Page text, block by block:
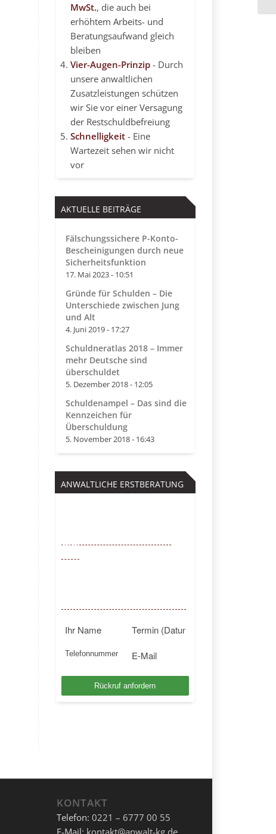
MwSt., die auch bei
erhöhtem Arbeits- und
Beratungsaufwand gleich
bleiben
Vier-Augen-Prinzip- Durch
unsere anwaltlichen
Zusatzleistungen schützen
wir Sie vor einer Versagung
der Restschuldbefreiung
Schnelligkeit- Eine
Wartezeit sehen wir nicht
vor
AKTUELLE BEITRÄGE
Fälschungssichere P-Konto-
Bescheinigungen durch neue
Sicherheitsfunktion
17. Mai 2023 - 10:51
Gründe für Schulden – Die
Unterschiede zwischen Jung
und Alt
4. Juni 2019 - 17:27
Schuldneratlas 2018 – Immer
mehr Deutsche sind
überschuldet
5. Dezember 2018 - 12:05
Schuldenampel – Das sind die
Kennzeichen für
Überschuldung
5. November 2018 - 16:43
ANWALTLICHE ERSTBERATUNG
55
KONTAKT
Telefon: 0221 – 6777 00 55
E-Mail: kontakt@anwalt-kg.de